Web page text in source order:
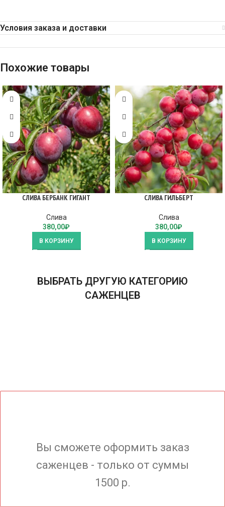
Условия заказа и доставки
Похожие товары
СЛИВА БЕРБАНК ГИГАНТ
Слива
380,00₽
В КОРЗИНУ
СЛИВА ГИЛЬБЕРТ
Слива
380,00₽
В КОРЗИНУ
ВЫБРАТЬ ДРУГУЮ КАТЕГОРИЮ
САЖЕНЦЕВ
Вы сможете оформить заказ
саженцев - только от суммы
1500 р.